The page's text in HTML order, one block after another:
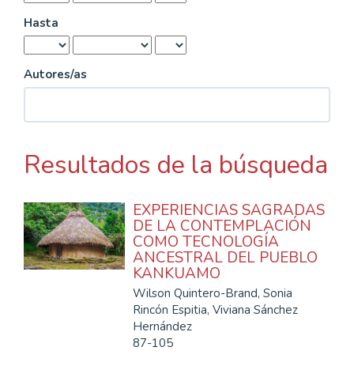
Hasta
Autores/as
Resultados de la búsqueda
EXPERIENCIAS SAGRADAS
DE LA CONTEMPLACIÓN
COMO TECNOLOGÍA
ANCESTRAL DEL PUEBLO
KANKUAMO
Wilson Quintero-Brand, Sonia
Rincón Espitia, Viviana Sánchez
Hernández
87-105